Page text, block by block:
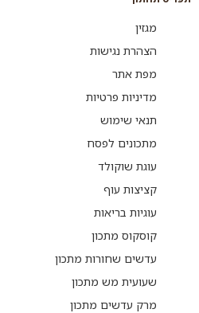
מגזין
הצהרת נגישות
מפת אתר
מדיניות פרטיות
תנאי שימוש
מתכונים לפסח
עוגת שוקולד
קציצות עוף
עוגיות בריאות
קוסקוס מתכון
עדשים שחורות מתכון
שעועית מש מתכון
מרק עדשים מתכון